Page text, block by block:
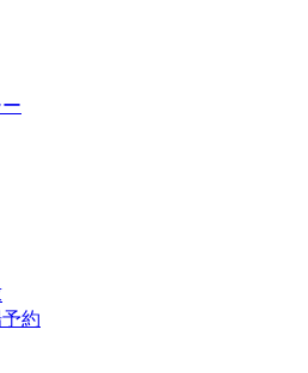
約